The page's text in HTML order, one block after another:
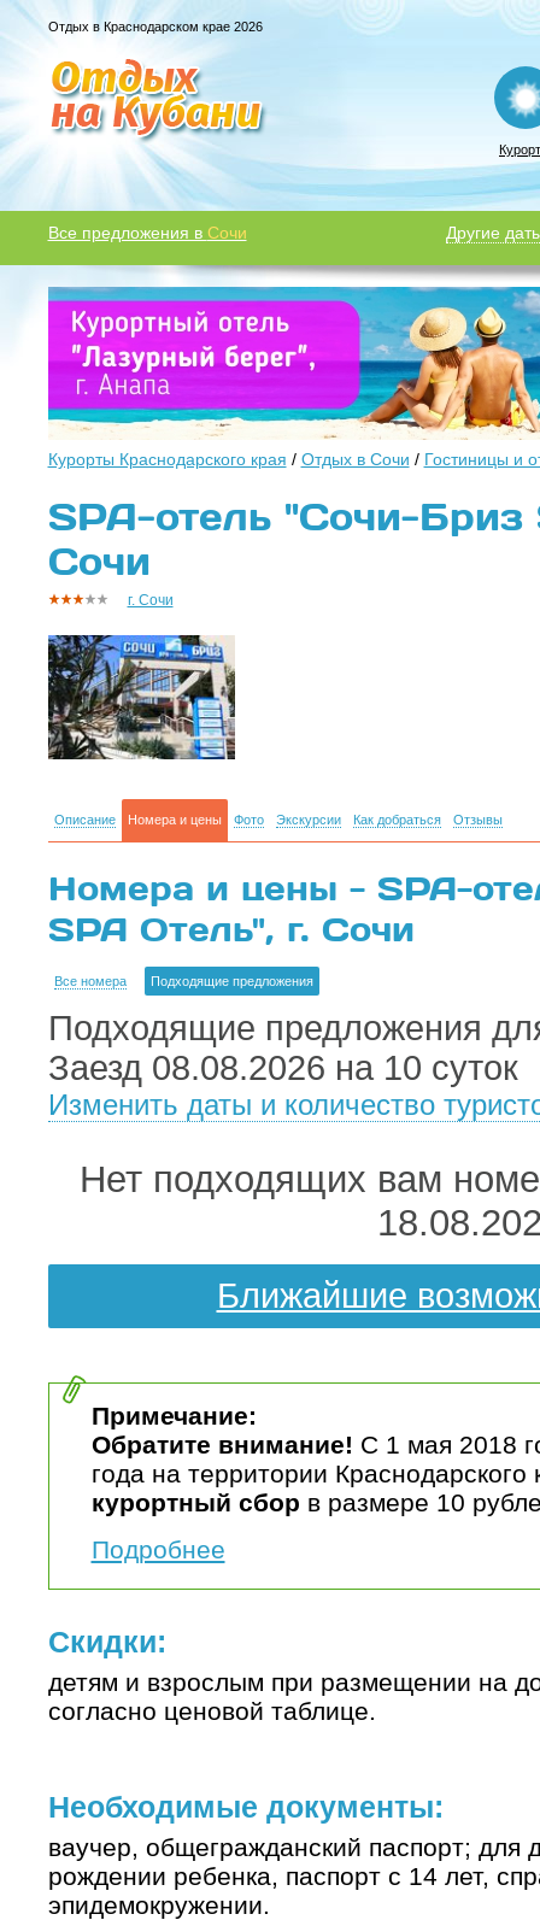
Отдых в Краснодарском крае 2026
Все предложения в Сочи Другие
Курорты Краснодарского края / Отдых в Сочи / Гостиницы и
SPA-отель "Сочи-Бриз
Сочи
г. Сочи
Описание Номера и цены Фото Экскурсии Как добраться Отзывы
Номера и цены - SPA-
SPA Отель", г. Сочи
Все номера Подходящие предложения
Подходящие предложения
Заезд 08.08.2026 на 10 суток
Изменить даты и количество
Нет подходящих вам
Ближайшие
Примечание:
Обратите внимание! С 1 мая 2018
года на территории Краснодарского
курортный сбор в размере 10
Подробнее
Скидки:
детям и взрослым при размещении на
согласно ценовой таблице.
Необходимые документы:
ваучер, общегражданский паспорт; для
рождении ребенка, паспорт с 14 лет,
эпидемокружении.